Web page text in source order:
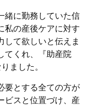
緒に勤務していた信
私の産後ケアに対す
して欲しいと伝えま
てくれ、『助産院
ました。
要とする全ての方が
ビスと位置づけ、産